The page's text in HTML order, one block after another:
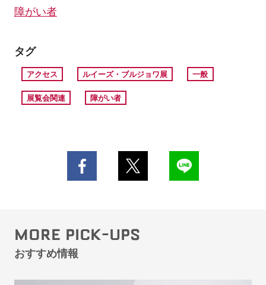
障がい者
タグ
アクセス ルイーズ・ブルジョワ展 一般
展覧会関連 障がい者
MORE PICK-UPS
おすすめ情報